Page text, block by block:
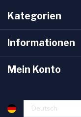
Kategorien
Informationen
Mein Konto